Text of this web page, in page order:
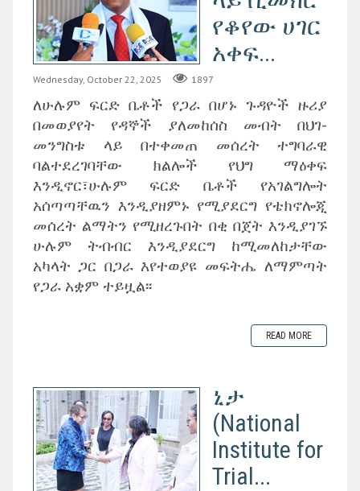
የቆየው ሀገር
አቀፍ...
Wednesday, October 22, 2025 1897
ለሁሉም ፍርድ ቤቶች የጋራ በሆኑ ጉዳዮች ዙሪያ
በመወያየት የዳኞች ያለመከሰስ መብት በህገ-
መንግስቱ ላይ በተቀመጠ መሰረት ተግባራዊ
ባልተደረገባቸው ክልሎች የህግ ማዕቀፍ
እንዲኖር፣ሁሉም ፍርድ ቤቶች የአገልግሎት
አሰጣጣቸዉን እንዲያዘምኑ የሚያደርግ የቴክኖሎጂ
መሰረት ልማትን የሚዘረጉበት በቂ በጀት እንዲያገኙ
ሁሉም ትብብር እንዲያደርግ ከሚመለከታቸው
አካላት ጋር በጋራ እየተወያዩ መፍትሔ ለማምጣት
የጋራ አቋም ተይዟል፡፡
READ MORE
ኒታ
(National
Institute for
Trial...